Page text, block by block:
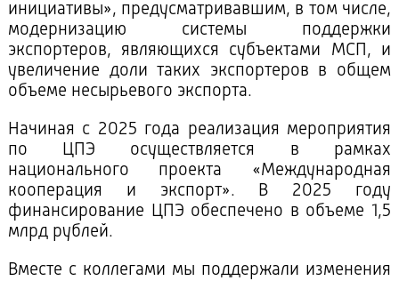
инициативы», предусматривавшим, в том числе,
модернизацию системы поддержки
экспортеров, являющихся субъектами МСП, и
увеличение доли таких экспортеров в общем
объеме несырьевого экспорта.
Начиная с 2025 года реализация мероприятия
по ЦПЭ осуществляется в рамках
национального проекта «Международная
кооперация и экспорт». В 2025 году
финансирование ЦПЭ обеспечено в объеме 1,5
млрд рублей.
Вместе с коллегами мы поддержали изменения